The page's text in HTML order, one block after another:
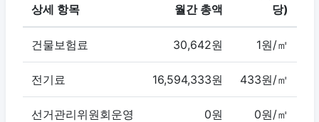
상세 항목 월간 총액
당)
건물보험료 30,642원 1원/㎡
전기료 16,594,333원 433원/㎡
선거관리위원회운영
0원 0원/㎡